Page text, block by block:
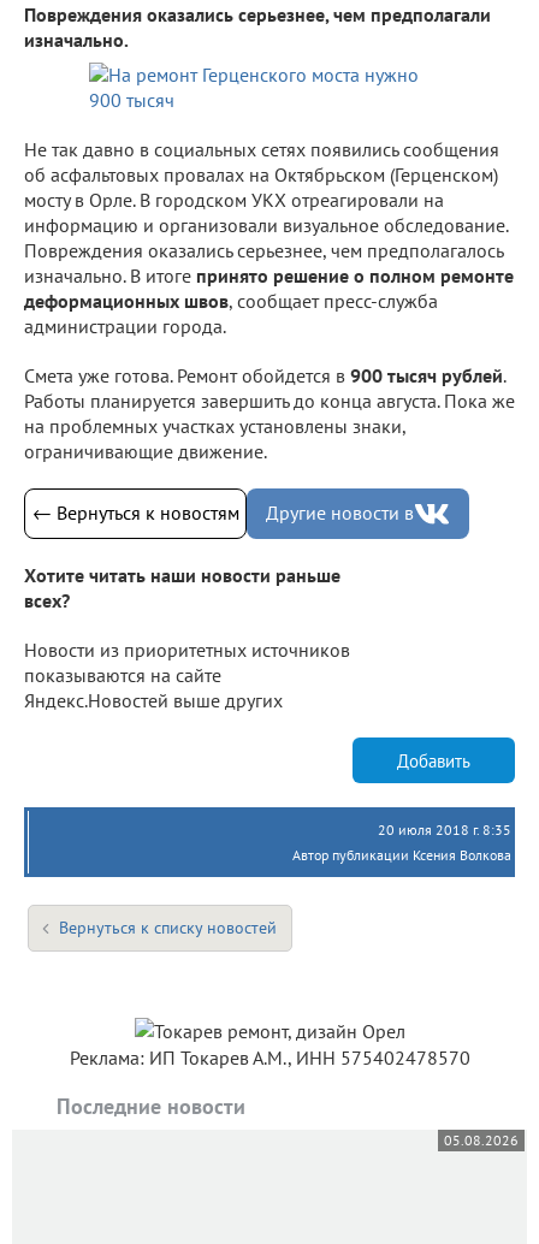
Повреждения оказались серьезнее, чем предполагали
изначально.
Не так давно в социальных сетях появились сообщения
об асфальтовых провалах на Октябрьском (Герценском)
мосту в Орле. В городском УКХ отреагировали на
информацию и организовали визуальное обследование.
Повреждения оказались серьезнее, чем предполагалось
изначально. В итоге принято решение о полном ремонте
деформационных швов, сообщает пресс-служба
администрации города.
Смета уже готова. Ремонт обойдется в 900 тысяч рублей.
Работы планируется завершить до конца августа. Пока же
на проблемных участках установлены знаки,
ограничивающие движение.
← Вернуться к новостям Другие новости в
Хотите читать наши новости раньше
всех?
Новости из приоритетных источников
показываются на сайте
Яндекс.Новостей выше других
Добавить
20 июля 2018 г. 8:35
Автор публикации Ксения Волкова
Вернуться к списку новостей
Реклама: ИП Токарев А.М., ИНН 575402478570
Последние новости
05.08.2026